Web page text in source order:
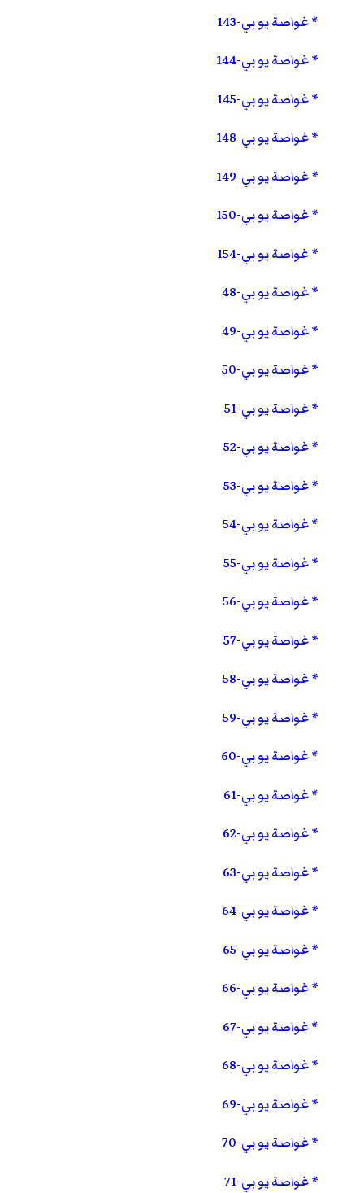
غواصة يو بي-143
غواصة يو بي-144
غواصة يو بي-145
غواصة يو بي-148
غواصة يو بي-149
غواصة يو بي-150
غواصة يو بي-154
غواصة يو بي-48
غواصة يو بي-49
غواصة يو بي-50
غواصة يو بي-51
غواصة يو بي-52
غواصة يو بي-53
غواصة يو بي-54
غواصة يو بي-55
غواصة يو بي-56
غواصة يو بي-57
غواصة يو بي-58
غواصة يو بي-59
غواصة يو بي-60
غواصة يو بي-61
غواصة يو بي-62
غواصة يو بي-63
غواصة يو بي-64
غواصة يو بي-65
غواصة يو بي-66
غواصة يو بي-67
غواصة يو بي-68
غواصة يو بي-69
غواصة يو بي-70
غواصة يو بي-71